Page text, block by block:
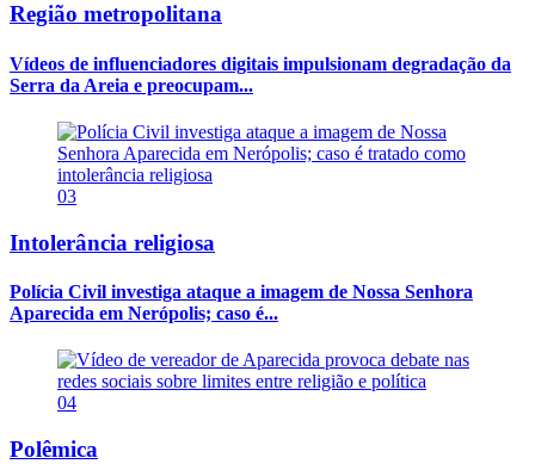
Região metropolitana
Vídeos de influenciadores digitais impulsionam degradação da
Serra da Areia e preocupam...
03
Intolerância religiosa
Polícia Civil investiga ataque a imagem de Nossa Senhora
Aparecida em Nerópolis; caso é...
04
Polêmica